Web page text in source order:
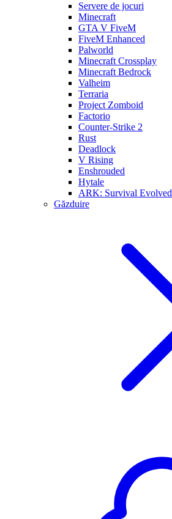
Servere de jocuri
Minecraft
GTA V FiveM
FiveM Enhanced
Palworld
Minecraft Crossplay
Minecraft Bedrock
Valheim
Terraria
Project Zomboid
Factorio
Counter-Strike 2
Rust
Deadlock
V Rising
Enshrouded
Hytale
ARK: Survival Evolved
Găzduire